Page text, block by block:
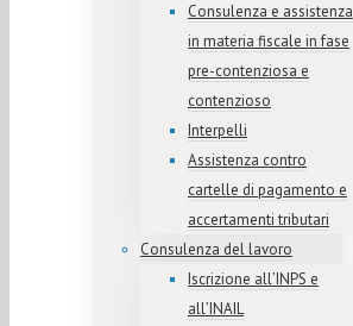
Consulenza e assistenza
in materia fiscale in fase
pre-contenziosa e
contenzioso
Interpelli
Assistenza contro
cartelle di pagamento e
accertamenti tributari
Consulenza del lavoro
Iscrizione all’INPS e
all’INAIL